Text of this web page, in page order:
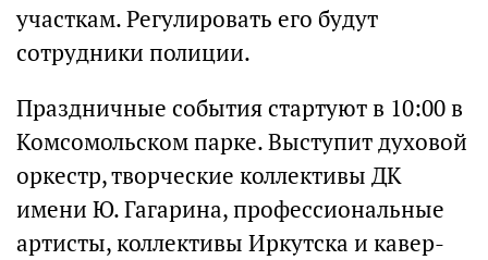
участкам. Регулировать его будут
сотрудники полиции.
Праздничные события стартуют в 10:00 в
Комсомольском парке. Выступит духовой
оркестр, творческие коллективы ДК
имени Ю. Гагарина, профессиональные
артисты, коллективы Иркутска и кавер-